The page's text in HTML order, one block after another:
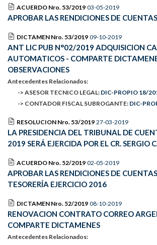
ACUERDO Nro. 53/2019 03-05-2019
APROBAR LAS RENDICIONES DE
DICTAMEN Nro. 53/2019 09-10-2019
ANT LIC PUB N°02/2019 ADQUISICION
AUTOMATICOS - COMPARTE
OBSERVACIONES
Antecedentes Relacionados:
-> ASESOR TECNICO LEGAL: DIC-PROPIO 18/
-> CONTADOR FISCAL SUBROGANTE: DIC-
RESOLUCION Nro. 53/2019 27-03-2019
LA PRESIDENCIA DEL TRIBUNAL DE
2019 SERÁ EJERCIDA POR EL CR. SERGIO
ACUERDO Nro. 52/2019 02-05-2019
APROBAR LAS RENDICIONES DE
TESORERÍA EJERCICIO 2016
DICTAMEN Nro. 52/2019 08-10-2019
RENOVACION CONTRATO CORREO
COMPARTE DICTAMENES
Antecedentes Relacionados: